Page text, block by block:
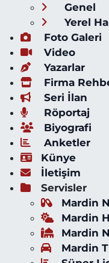
Genel
Yerel
Foto Galeri
Video
Yazarlar
Firma
Seri İlan
Röportaj
Biyografi
Anketler
Künye
İletişim
Servisler
Mardin
Mardin
Mardin
Mardin